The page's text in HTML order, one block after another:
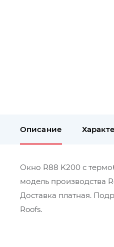
Описание
Окно R88 K200 с
модель производства
Доставка платная.
Roofs.